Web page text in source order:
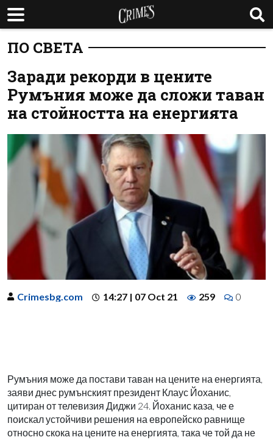
ПО СВЕТА
Заради рекорди в цените
Румъния може да сложи таван
на стойността на енергията
Crimesbg.com 14:27 | 07 Oct 21 259 0
Румъния може да постави таван на цените на енергията,
заяви днес румънският президент Клаус Йоханис,
цитиран от телевизия Диджи 24. Йоханис каза, че е
поискал устойчиви решения на европейско равнище
относно скока на цените на енергията, така че той да не